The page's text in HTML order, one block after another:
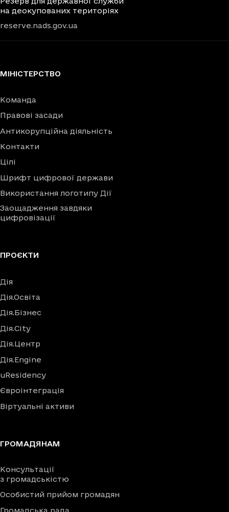
на деокупованих територіях
reserve.nads.gov.ua
МІНІСТЕРСТВО
Команда
Правові засади
Антикорупційна діяльність
Контакти
Цілі
Шрифт цифрової держави
Використання логотипу Дії
Заощадження завдяки
цифровізації
ПРОЄКТИ
Дія
Дія.Освіта
Дія.Бізнес
Дія.City
Дія.Центр
Дія.Engine
uResidency
Євроінтеграція
Віртуальні активи
ГРОМАДЯНАМ
Консультації
з громадськістю
Особистий прийом громадян
Громадська рада